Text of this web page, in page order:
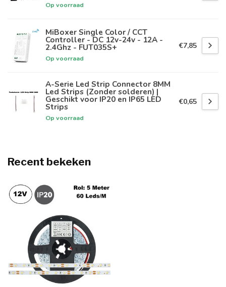
Op voorraad
MiBoxer Single Color / CCT
Controller - DC 12v-24v - 12A -
2.4Ghz - FUT035S+
Op voorraad
€7,85
A-Serie Led Strip Connector 8MM
Led Strips (Zonder solderen) |
Geschikt voor IP20 en IP65 LED
Strips
Op voorraad
€0,65
Recent bekeken